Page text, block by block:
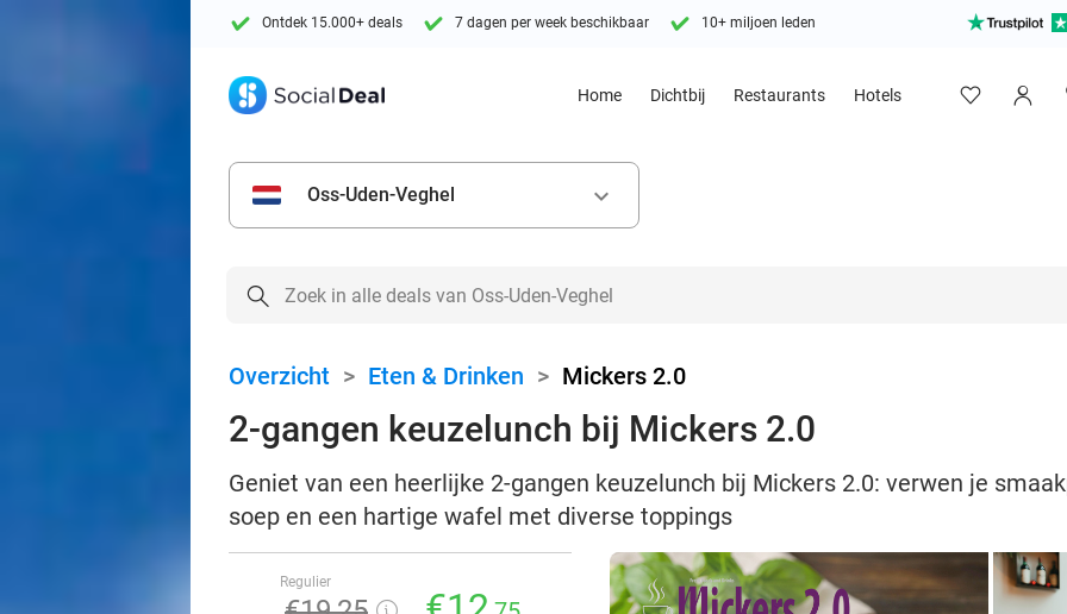
Ontdek 15.000+ deals 7 dagen per week beschikbaar 10+ miljoen leden
Home Dichtbij Restaurants Hotels
Oss-Uden-Veghel keyboard_arrow_down
Overzicht > Eten & Drinken > Mickers 2.0
2-gangen keuzelunch bij Mickers 2.0
Geniet van een heerlijke 2-gangen keuzelunch bij Mickers 2.0: verwen je
soep en een hartige wafel met diverse toppings
Regulier